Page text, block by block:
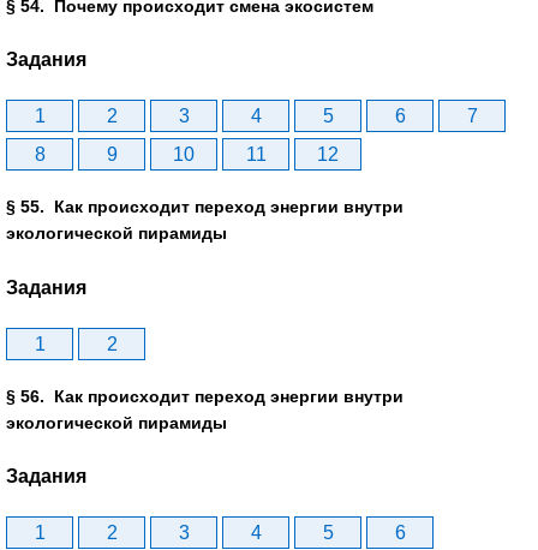
§ 54. Почему происходит смена экосистем
Задания
1 2 3 4 5 6
7
8
9 10 11 12
§ 55. Как происходит переход энергии внутри
экологической пирамиды
Задания
1 2
§ 56. Как происходит переход энергии внутри
экологической пирамиды
Задания
1 2 3 4 5 6